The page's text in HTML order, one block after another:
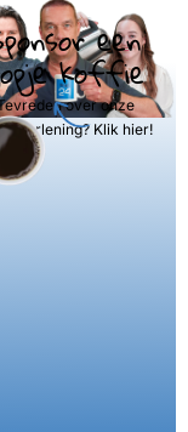
een
koffie
over onze
Klik hier!